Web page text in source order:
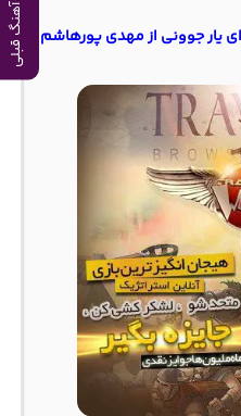
آهنگ قبلی یار جوونی از مهدی پورهاشم